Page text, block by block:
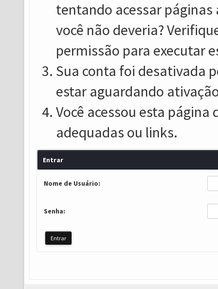
tentando acessar
você não deveria?
permissão para executar
Sua conta foi desativada
estar aguardando
Você acessou esta
adequadas ou links.
Entrar
Nome de Usuário:
Senha: